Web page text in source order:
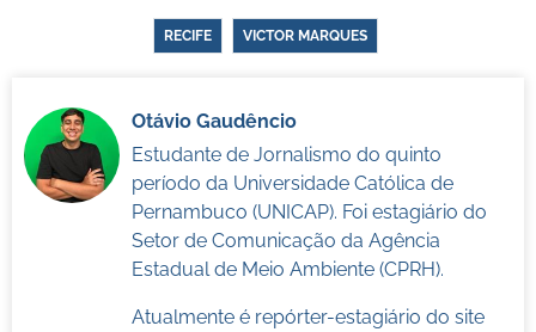
RECIFE VICTOR MARQUES
Otávio Gaudêncio
Estudante de Jornalismo do quinto
período da Universidade Católica de
Pernambuco (UNICAP). Foi estagiário do
Setor de Comunicação da Agência
Estadual de Meio Ambiente (CPRH).
Atualmente é repórter-estagiário do site